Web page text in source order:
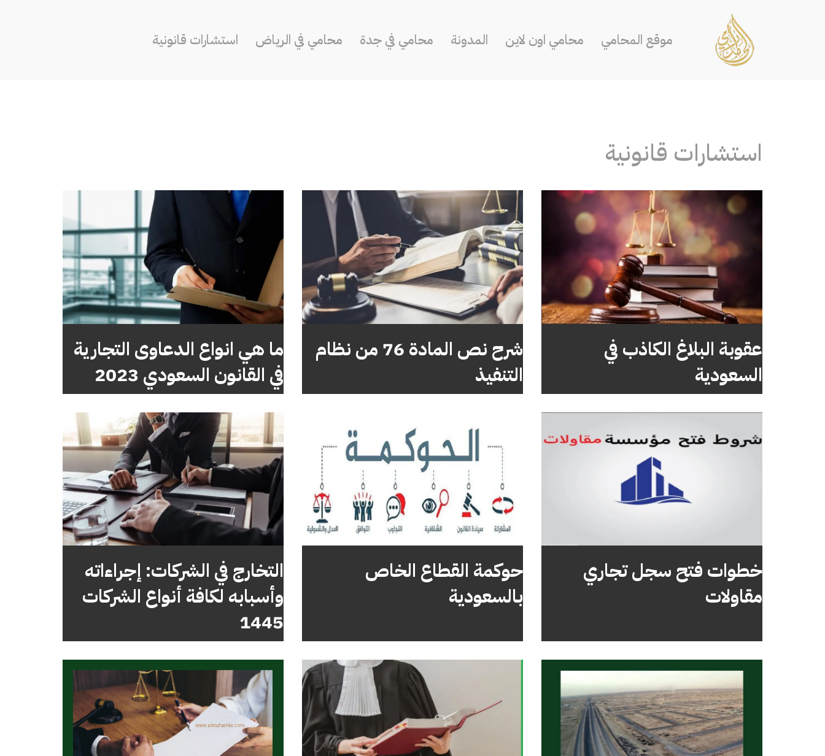
موقع المحامي محامي اون لاين المدونة محامي في جدة محامي في الرياض استشارات قانونية
استشارات قانونية
عقوبة البلاغ الكاذب في
السعودية
شرح نص المادة 76 من نظام
التنفيذ
ما هي انواع الدعاوى التجارية
في القانون السعودي 2023
خطوات فتح سجل تجاري
مقاولات
حوكمة القطاع الخاص
بالسعودية
التخارج في الشركات: إجراءاته
وأسبابه لكافة أنواع الشركات
1445